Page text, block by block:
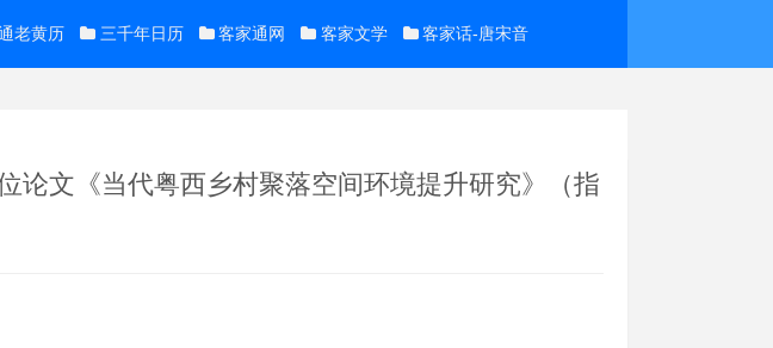
老黄历 三千年日历 客家通网 客家文学 客家话-唐宋音
论文《当代粤西乡村聚落空间环境提升研究》（指